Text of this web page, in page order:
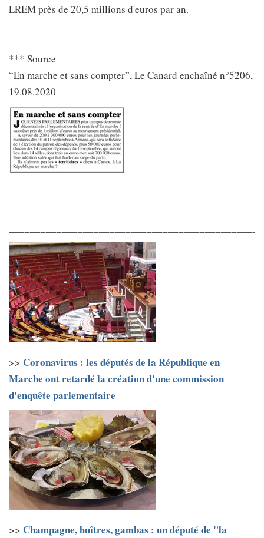
LREM près de 20,5 millions d'euros par an.
*** Source
“En marche et sans compter”, Le Canard enchaîné n°5206,
19.08.2020
>> Coronavirus : les députés de la République en
Marche ont retardé la création d'une commission
d'enquête parlementaire
>> Champagne, huîtres, gambas : un député de "la